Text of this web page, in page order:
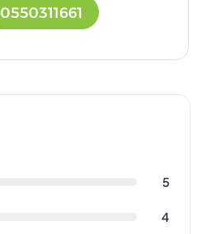
0550311661
5
4